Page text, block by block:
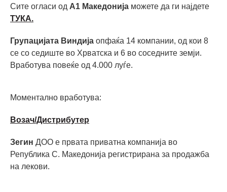
Сите огласи од А1 Македонија можете да ги најдете
ТУКА.
Групацијата Виндија опфаќа 14 компании, од кои 8
се со седиште во Хрватска и 6 во соседните земји.
Вработува повеќе од 4.000 луѓе.
Моментално вработува:
Возач/Дистрибутер
Зегин ДОО е првата приватна компанија во
Република С. Македонија регистрирана за продажба
на лекови.